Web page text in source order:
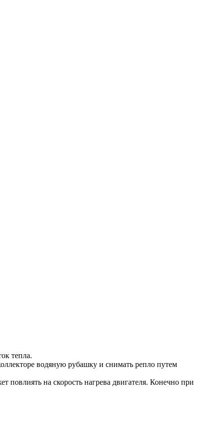
тепла.
водяную рубашку и снимать репло путем
повлиять на скорость нагрева двигателя. Конечно при